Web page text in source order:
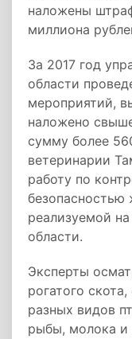
наложены
миллиона
За 2017 год
области
мероприятий,
наложено
сумму более
ветеринарии
работу по
безопасностью
реализуемой
области.
Эксперты
рогатого
разных видов
рыбы, молока и